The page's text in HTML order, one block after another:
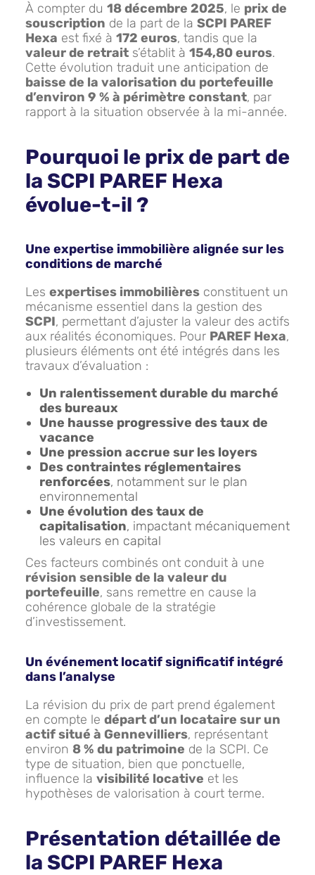
À compter du 18 décembre 2025, le prix de
souscription de la part de la SCPI PAREF
Hexa est fixé à 172 euros, tandis que la
valeur de retrait s’établit à 154,80 euros.
Cette évolution traduit une anticipation de
baisse de la valorisation du portefeuille
d’environ 9 % à périmètre constant, par
rapport à la situation observée à la mi-année.
Pourquoi le prix de part de
la SCPI PAREF Hexa
évolue-t-il ?
Une expertise immobilière alignée sur les
conditions de marché
Les expertises immobilières constituent un
mécanisme essentiel dans la gestion des
SCPI, permettant d’ajuster la valeur des actifs
aux réalités économiques. Pour PAREF Hexa,
plusieurs éléments ont été intégrés dans les
travaux d’évaluation :
Un ralentissement durable du marché
des bureaux
Une hausse progressive des taux de
vacance
Une pression accrue sur les loyers
Des contraintes réglementaires
renforcées, notamment sur le plan
environnemental
Une évolution des taux de
capitalisation, impactant mécaniquement
les valeurs en capital
Ces facteurs combinés ont conduit à une
révision sensible de la valeur du
portefeuille, sans remettre en cause la
cohérence globale de la stratégie
d’investissement.
Un événement locatif significatif intégré
dans l’analyse
La révision du prix de part prend également
en compte le départ d’un locataire sur un
actif situé à Gennevilliers, représentant
environ 8 % du patrimoine de la SCPI. Ce
type de situation, bien que ponctuelle,
influence la visibilité locative et les
hypothèses de valorisation à court terme.
Présentation détaillée de
la SCPI PAREF Hexa